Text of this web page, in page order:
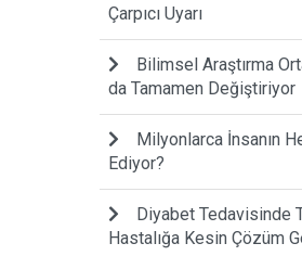
Çarpıcı Uyarı
Bilimsel Araştırma
da Tamamen Değiştiriyor
Milyonlarca İnsanın
Ediyor?
Diyabet Tedavisinde
Hastalığa Kesin Çözüm